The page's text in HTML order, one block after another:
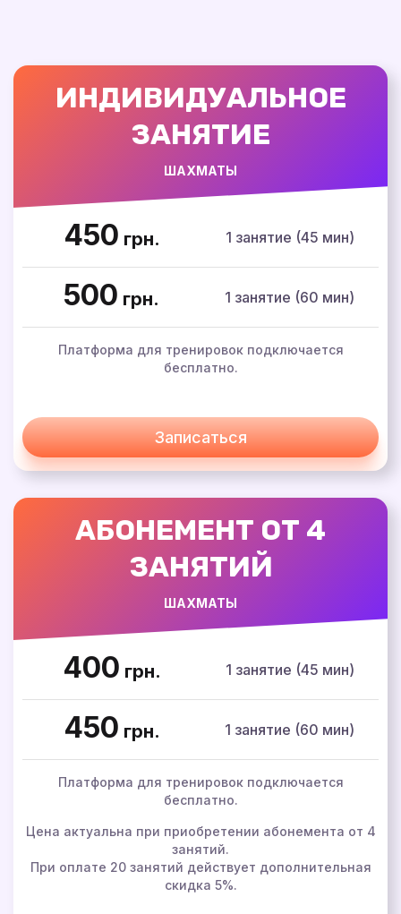
ИНДИВИДУАЛЬНОЕ
ЗАНЯТИЕ
ШАХМАТЫ
450 грн. 1 занятие (45 мин)
500 грн. 1 занятие (60 мин)
Платформа для тренировок подключается
бесплатно.
Записаться
АБОНЕМЕНТ ОТ 4
ЗАНЯТИЙ
ШАХМАТЫ
400 грн. 1 занятие (45 мин)
450 грн. 1 занятие (60 мин)
Платформа для тренировок подключается
бесплатно.
Цена актуальна при приобретении абонемента от 4
занятий.
При оплате 20 занятий действует дополнительная
скидка 5%.